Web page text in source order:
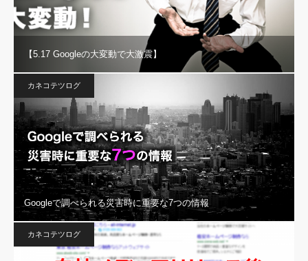
【5.17 Googleの大変動で大激震】
カネコテツログ
Googleで調べられる災害時に重要な7つの情報
カネコテツログ